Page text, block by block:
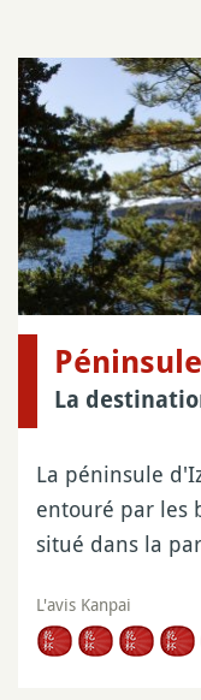
La
La péninsule
entouré par les
situé dans la
L'avis Kanpai